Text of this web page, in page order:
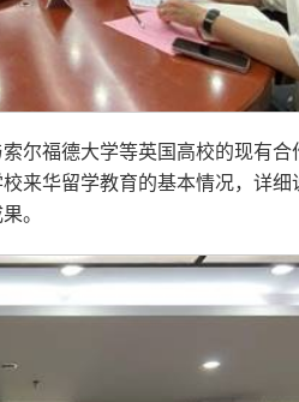
尔福德大学等英国高校的现有
来华留学教育的基本情况，详
。